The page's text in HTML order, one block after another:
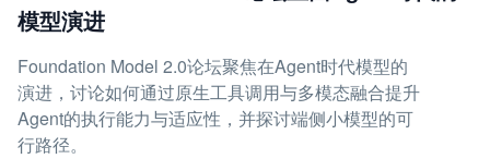
模型演进
Foundation Model 2.0论坛聚焦在Agent时代模型的
演进，讨论如何通过原生工具调用与多模态融合提升
Agent的执行能力与适应性，并探讨端侧小模型的可
行路径。